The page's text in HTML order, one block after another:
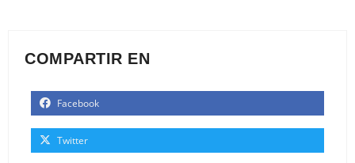
COMPARTIR EN
Facebook
Twitter